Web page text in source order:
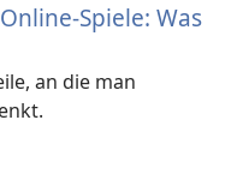
Spiele: Was
an die man